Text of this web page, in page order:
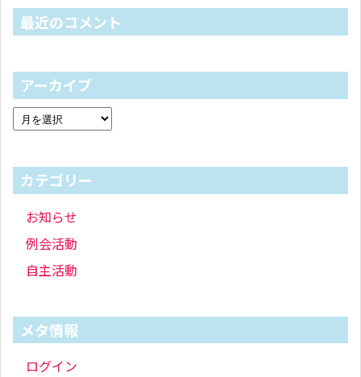
最近のコメント
アーカイブ
カテゴリー
お知らせ
例会活動
自主活動
メタ情報
ログイン